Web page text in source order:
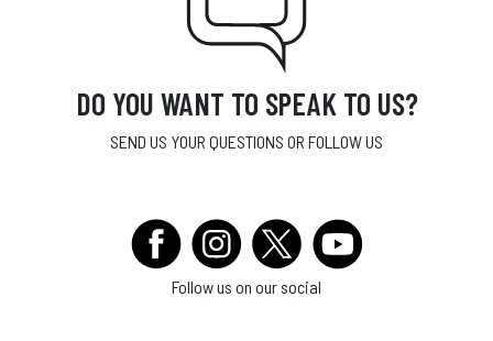
DO YOU WANT TO SPEAK TO US?
SEND US YOUR QUESTIONS OR FOLLOW US
Follow us on our social